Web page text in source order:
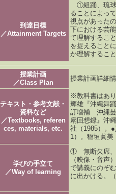
到達目標
／Attainment Targets
①組踊、琉球
ることによっ
視点があった
下における芸
て理解するこ
を捉えること
か理解するこ
授業計画
／Class Plan
授業計画詳細
テキスト・参考文献・
資料など
／Textbooks, referen
ces, materials, etc.
※教科書はあ
輝雄『沖縄舞
訂増補 沖縄芸
扇回想録』沖
社（1985）。
1）。稲垣眞美
学びの手立て
／Way of learning
① 無断欠席、
（映像・音声
で講義にのぞ
に出かける。